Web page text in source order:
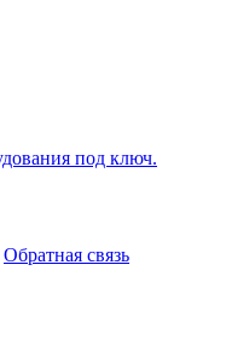
Обратная связь